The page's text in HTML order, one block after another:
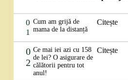
0
1
Cum am grijă de
mama de la distanță
Citește
0
2
Ce mai iei azi cu 158
de lei? O asigurare de
călătorii pentru tot
anul!
Citește